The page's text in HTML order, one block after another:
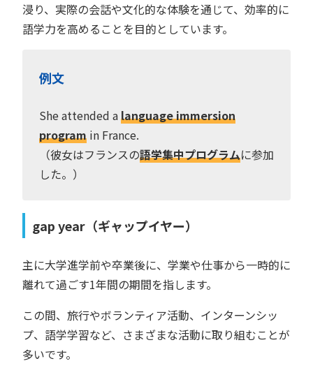
浸り、実際の会話や文化的な体験を通じて、効率的に
語学力を高めることを目的としています。
例文
She attended alanguage immersion
program in France.
（彼女はフランスの語学集中プログラムに参加
した。）
gap year（ギャップイヤー）
主に大学進学前や卒業後に、学業や仕事から一時的に
離れて過ごす1年間の期間を指します。
この間、旅行やボランティア活動、インターンシッ
プ、語学学習など、さまざまな活動に取り組むことが
多いです。